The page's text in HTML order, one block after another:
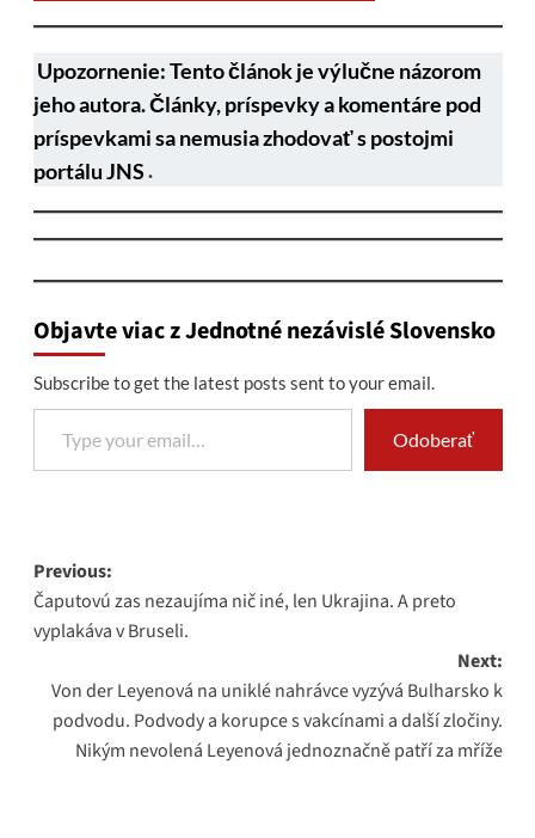
Upozornenie: Tento článok je výlučne názorom
jeho autora. Články, príspevky a komentáre pod
príspevkami sa nemusia zhodovať s postojmi
portálu JNS.
Objavte viac z Jednotné nezávislé Slovensko
Subscribe to get the latest posts sent to your email.
Type your email…
Odoberať
Post
navigation
Previous:
Čaputovú zas nezaujíma nič iné, len Ukrajina. A preto
vyplakáva v Bruseli.
Next:
Von der Leyenová na uniklé nahrávce vyzývá Bulharsko k
podvodu. Podvody a korupce s vakcínami a další zločiny.
Nikým nevolená Leyenová jednoznačně patří za mříže